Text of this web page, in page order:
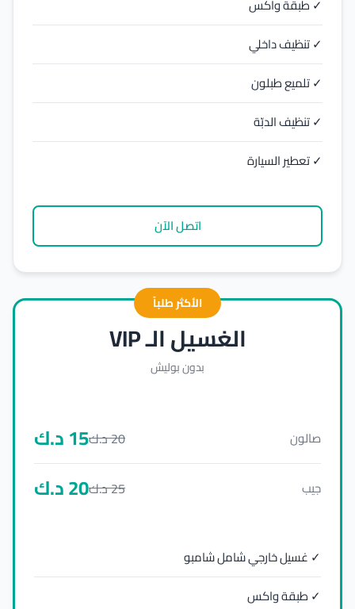
✓ طبقة واكس
✓ تنظيف داخلي
✓ تلميع طبلون
✓ تنظيف الدبّة
✓ تعطير السيارة
اتصل الآن
الأكثر طلباً
الغسيل الـ VIP
بدون بوليش
صالون 20د.ك15د.ك
جيب 25د.ك20د.ك
✓ غسيل خارجي شامل شامبو
✓ طبقة واكس